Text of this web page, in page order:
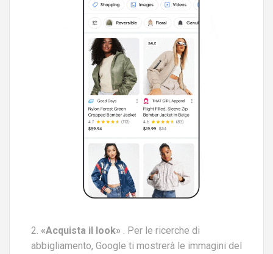
2. «Acquista il look» . Per le ricerche di
abbigliamento, Google ti mostrerà le immagini del